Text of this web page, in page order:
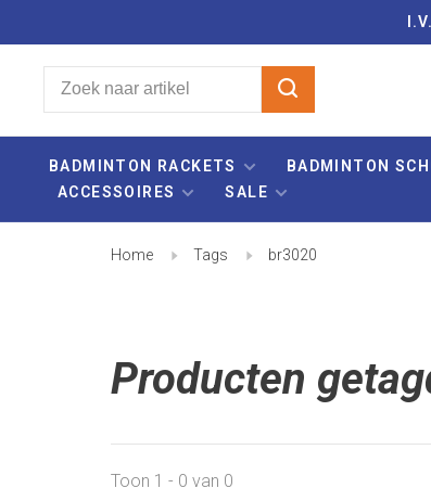
BADMINTON RACKETS BADMINTON
ACCESSOIRES
SALE
Home Tags br3020
Producten
Toon 1 - 0 van 0